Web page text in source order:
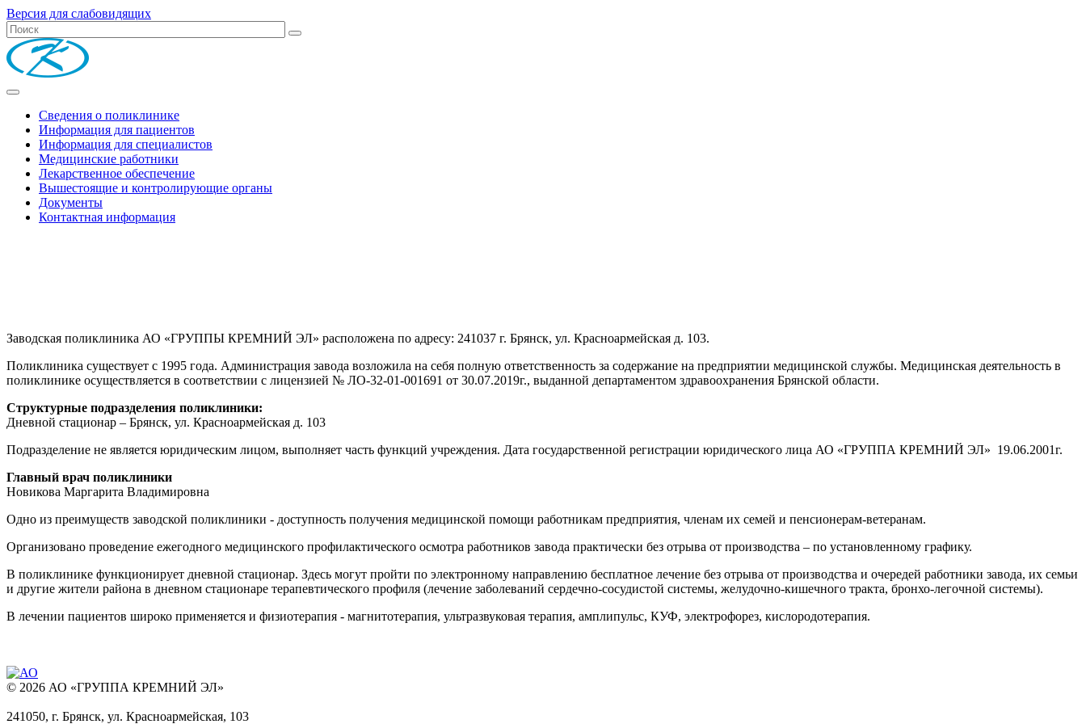
Версия для слабовидящих
Сведения о поликлинике
Информация для пациентов
Информация для специалистов
Медицинские работники
Лекарственное обеспечение
Вышестоящие и контролирующие органы
Документы
Контактная информация
Заводская поликлиника АО «ГРУППЫ КРЕМНИЙ ЭЛ» расположена по адресу: 241037 г. Брянск, ул. Красноармейская д. 103.
Поликлиника существует с 1995 года. Администрация завода возложила на себя полную ответственность за содержание на предприятии медицинской службы. Медицинская деятельность в
поликлинике осуществляется в соответствии с лицензией № ЛО-32-01-001691 от 30.07.2019г., выданной департаментом здравоохранения Брянской области.
Структурные подразделения поликлиники:
Дневной стационар – Брянск, ул. Красноармейская д. 103
Подразделение не является юридическим лицом, выполняет часть функций учреждения. Дата государственной регистрации юридического лица АО «ГРУППА КРЕМНИЙ ЭЛ» 19.06.2001г.
Главный врач поликлиники
Новикова Маргарита Владимировна
Одно из преимуществ заводской поликлиники - доступность получения медицинской помощи работникам предприятия, членам их семей и пенсионерам-ветеранам.
Организовано проведение ежегодного медицинского профилактического осмотра работников завода практически без отрыва от производства – по установленному графику.
В поликлинике функционирует дневной стационар. Здесь могут пройти по электронному направлению бесплатное лечение без отрыва от производства и очередей работники завода, их семьи
и другие жители района в дневном стационаре терапевтического профиля (лечение заболеваний сердечно-сосудистой системы, желудочно-кишечного тракта, бронхо-легочной системы).
В лечении пациентов широко применяется и физиотерапия - магнитотерапия, ультразвуковая терапия, амплипульс, КУФ, электрофорез, кислородотерапия.
© 2026 АО «ГРУППА КРЕМНИЙ ЭЛ»
241050, г. Брянск, ул. Красноармейская, 103